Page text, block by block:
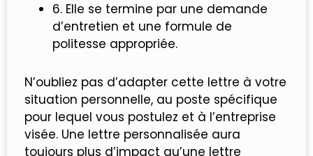
6. Elle se termine par une demande
d’entretien et une formule de
politesse appropriée.
N’oubliez pas d’adapter cette lettre à votre
situation personnelle, au poste spécifique
pour lequel vous postulez et à l’entreprise
visée. Une lettre personnalisée aura
toujours plus d’impact qu’une lettre